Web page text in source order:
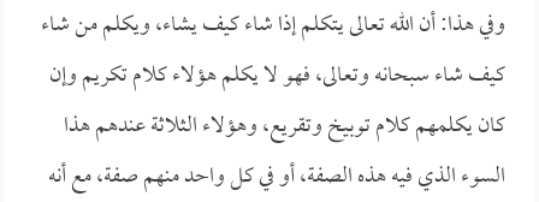
وفي هذا: أن الله تعالى يتكلم إذا شاء كيف يشاء، ويكلم من شاء
كيف شاء سبحانه وتعالى، فهو لا يكلم هؤلاء كلام تكريم وإن
كان يكلمهم كلام توبيخ وتقريع، وهؤلاء الثلاثة عندهم هذا
السوء الذي فيه هذه الصفة، أو في كل واحد منهم صفة، مع أنه